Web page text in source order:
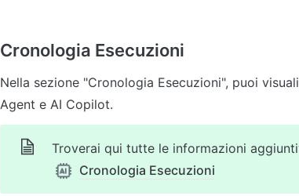
Cronologia Esecuzioni
Nella sezione "Cronologia Esecuzioni", puoi
Troverai qui tutte le informazioni
Cronologia Esecuzioni